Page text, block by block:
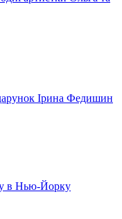
Ірина Федишин
в Нью-Йорку